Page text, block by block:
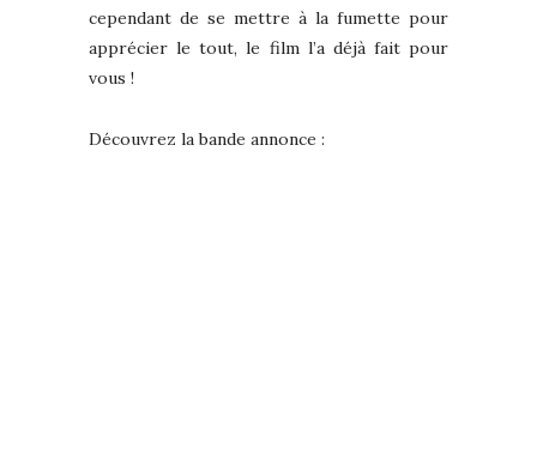
cependant de se mettre à la fumette pour
apprécier le tout, le film l’a déjà fait pour
vous !
Découvrez la bande annonce :